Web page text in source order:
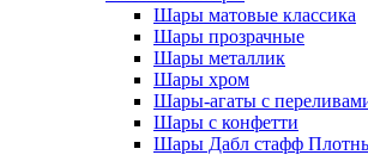
Шары матовые классика
Шары прозрачные
Шары металлик
Шары хром
Шары-агаты с
Шары с конфетти
Шары Дабл стафф